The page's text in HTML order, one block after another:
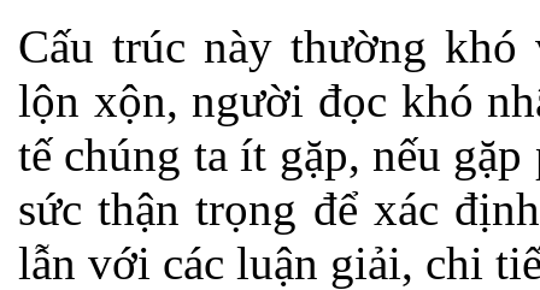
Cấu trúc này thường
lộn xộn, người đọc khó
tế chúng ta ít gặp, nếu
sức thận trọng để xác
lẫn với các luận giải, chi